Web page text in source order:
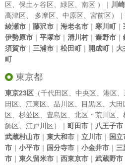
区、 保土ヶ谷区、 緑区、 南区 ）｜ 川
高津区、 多摩区、 中原区、 宮前区）｜
綾瀬市 ｜ 藤沢市 ｜ 海老名市 ｜ 寒川町｜
伊勢原市 ｜ 平塚市 ｜ 清川村｜ 秦野市 ｜
須賀市 ｜ 三浦市 ｜ 松田町｜ 開成町｜ 大
町
東京都
東京23区 （千代田区、 中央区、 港区、
田区、 江東区、 品川区、 目黒区、 大田
区、 杉並区、 豊島区、 北区 ・ 荒川区、
飾区、 江戸川区）｜ 町田市 ｜ 八王子市
武蔵村山市 ｜ 東大和市 ｜ 立川市 ｜ 国立
市 ｜ 小平市 ｜ 国分寺市 ｜ 小金井市 ｜ 三
市 ｜ 東久留米市 ｜ 西東京市 ｜ 武蔵野市